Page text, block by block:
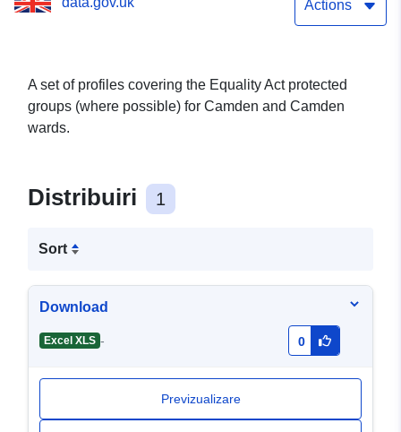
Actions
A set of profiles covering the Equality Act protected
groups (where possible) for Camden and Camden
wards.
Distribuiri 1
Sort
Download
Excel XLS - 0
Previzualizare